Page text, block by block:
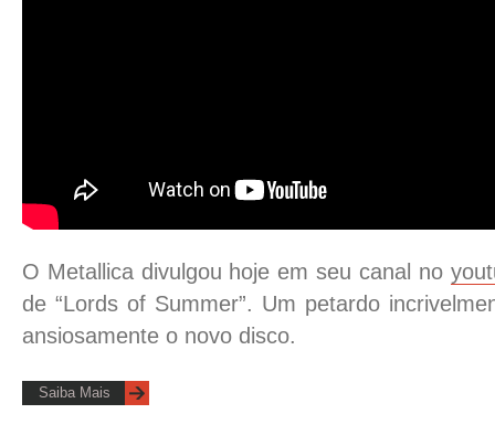
O Metallica divulgou hoje em seu canal no
de “Lords of Summer”. Um petardo
ansiosamente o novo disco.
Saiba Mais